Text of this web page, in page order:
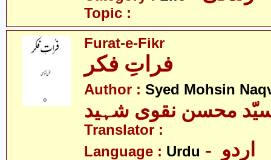
Topic :
Furat-e-Fikr
فراتِ فکر
Author : Syed Mohsin
محسن نقوی شہید
Translator :
Language : Urdu